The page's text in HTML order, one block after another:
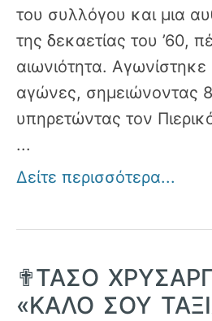
του συλλόγου και μια
της δεκαετίας του ’60,
αιωνιότητα.
αγώνες, σημειώνοντας
υπηρετώντας τον
...
Δείτε περισσότερα...
✟ΤΑΣΟ
«ΚΑΛΟ ΣΟΥ